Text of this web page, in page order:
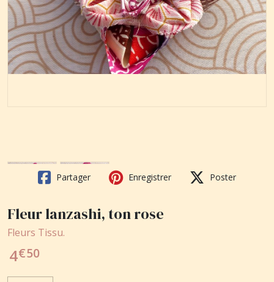
Partager Enregistrer Poster
Fleur lanzashi, ton rose
Fleurs Tissu.
4€50